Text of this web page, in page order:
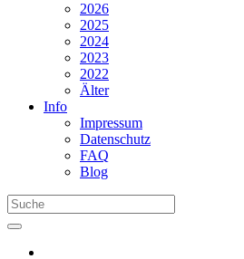
2026
2025
2024
2023
2022
Älter
Info
Impressum
Datenschutz
FAQ
Blog